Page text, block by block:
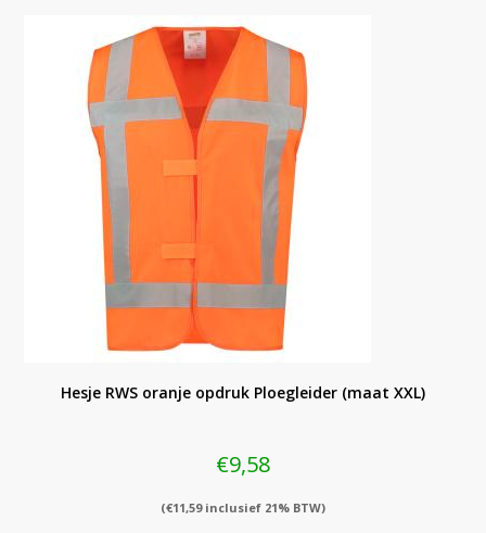
Hesje RWS oranje opdruk Ploegleider (maat XXL)
€9,58
(€11,59inclusief 21% BTW)